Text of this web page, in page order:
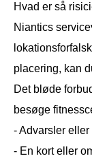
Hvad er så
Niantics
placering, kan
Det bløde
besøge
- Advarsler
- En kort eller